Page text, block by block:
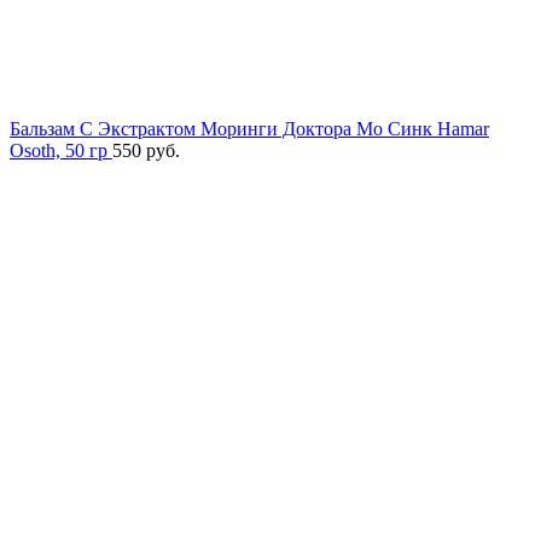
Бальзам С Экстрактом Моринги Доктора Мо Синк Hamar
Osoth, 50 гр 550 руб.